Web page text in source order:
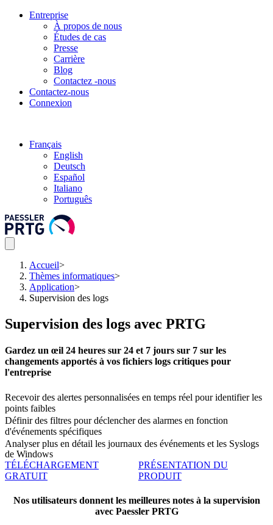
Entreprise
À propos de nous
Études de cas
Presse
Carrière
Blog
Contactez -nous
Contactez-nous
Connexion
Français
English
Deutsch
Español
Italiano
Português
Accueil>
Thèmes informatiques>
Application>
Supervision des logs
Supervision des logs avec PRTG
Gardez un œil 24 heures sur 24 et 7 jours sur 7 sur les
changements apportés à vos fichiers logs critiques pour
l'entreprise
Recevoir des alertes personnalisées en temps réel pour identifier les
points faibles
Définir des filtres pour déclencher des alarmes en fonction
d'événements spécifiques
Analyser plus en détail les journaux des événements et les Syslogs
de Windows
TÉLÉCHARGEMENT
GRATUIT
PRÉSENTATION DU
PRODUIT
Nos utilisateurs donnent les meilleures notes à la supervision
avec Paessler PRTG